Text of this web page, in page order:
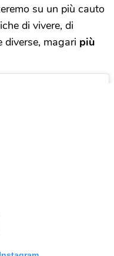
su un più cauto
di vivere, di
diverse, magari più